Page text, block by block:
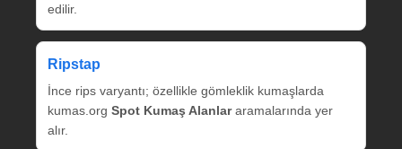
edilir.
Ripstap
İnce rips varyantı; özellikle gömleklik kumaşlarda
kumas.org Spot Kumaş Alanlararamalarında yer
alır.